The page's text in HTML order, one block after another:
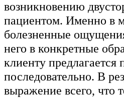
возникновению
пациентом. Именно в
болезненные
него в конкретные
клиенту
последовательно. В
выражение всего, что